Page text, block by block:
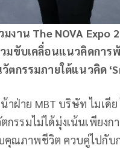
มงาน The NOVA Expo
ขับเคลื่อนแนวคิดการ
กรรมภายใต้แนวคิด
ฝ่าย MBT บริษัท ไมเดี
รรมไม่ได้มุ่งเน้นเพียงก
ณภาพชีวิต ควบคู่ไปกับ